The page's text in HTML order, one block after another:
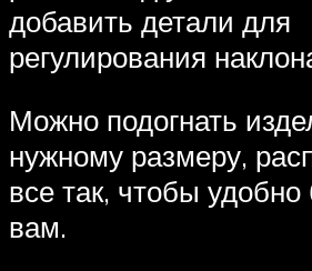
добавить детали для
регулирования
Можно подогнать
нужному размеру,
все так, чтобы
вам.